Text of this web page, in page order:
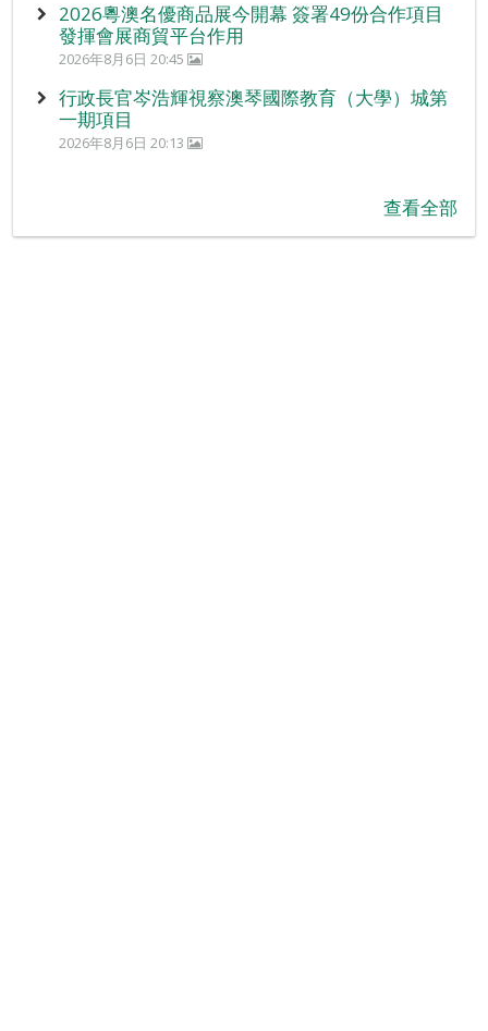
2026粵澳名優商品展今開幕 簽署49份合作項目
發揮會展商貿平台作用
2026年8月6日 20:45
行政長官岑浩輝視察澳琴國際教育（大學）城第
一期項目
2026年8月6日 20:13
查看全部